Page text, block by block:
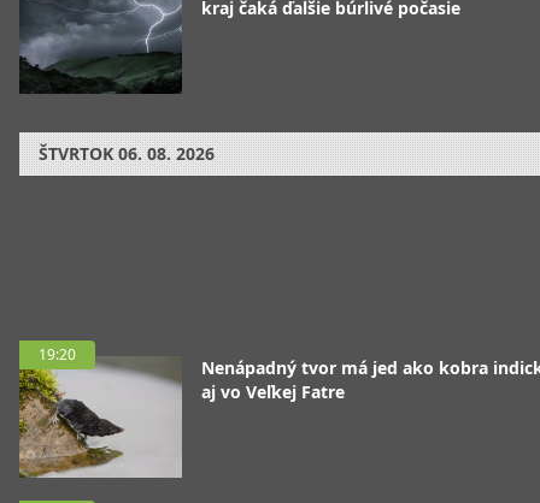
kraj čaká ďalšie búrlivé počasie
ŠTVRTOK 06. 08. 2026
19:20
Nenápadný tvor má jed ako kobra
aj vo Veľkej Fatre